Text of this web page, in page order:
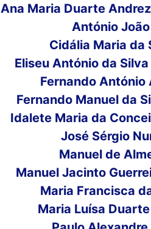
Ana Maria Duarte
António
Cidália Maria da
Eliseu António da
Fernando António
Fernando Manuel da
Idalete Maria da
José Sérgio
Manuel de
Manuel Jacinto
Maria Francisca
Maria Luísa